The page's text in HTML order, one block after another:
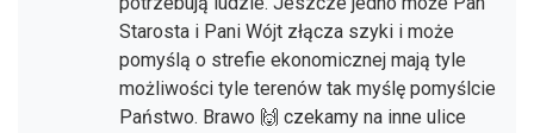
Starosta i Pani Wójt złącza szyki i może
pomyślą o strefie ekonomicznej mają tyle
możliwości tyle terenów tak myślę pomyślcie
Państwo. Brawo 🙌 czekamy na inne ulice